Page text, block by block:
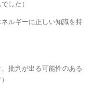
した）
ルギーに正しい知識を持
批判が出る可能性のある